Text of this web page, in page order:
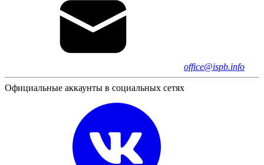
office@ispb.info
Официальные аккаунты в социальных сетях